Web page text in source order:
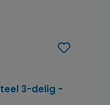
3-delig -